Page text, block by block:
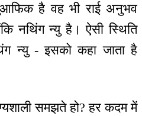
है वह भी राई अनुभव
नथिंग न्यु है। ऐसी स्थिति
न्यु - इसको कहा जाता है
समझते हो? हर कदम में